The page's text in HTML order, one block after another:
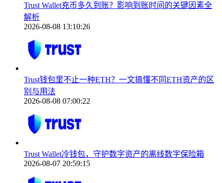
Trust Wallet充币多久到账？影响到账时间的关键因素全
解析
2026-08-08 13:10:26
Trust钱包里不止一种ETH？一文搞懂不同ETH资产的区
别与用法
2026-08-08 07:00:22
Trust Wallet冷钱包，守护数字资产的离线数字保险箱
2026-08-07 20:59:15